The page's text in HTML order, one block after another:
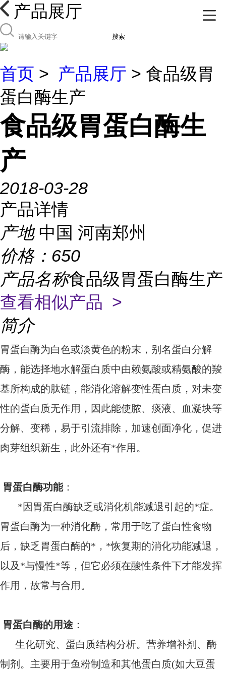
产品展厅
搜索
首页 > 产品展厅 > 食品级胃
蛋白酶生产
食品级胃蛋白酶生
产
2018-03-28
产品详情
产地 中国 河南郑州
价格： 650
产品名称食品级胃蛋白酶生产
查看相似产品 >
简介
胃蛋白酶为白色或淡黄色的粉末，别名蛋白分解
酶，能选择地水解蛋白质中由赖氨酸或精氨酸的羧
基所构成的肽链，能消化溶解变性蛋白质，对未变
性的蛋白质无作用，因此能使脓、痰液、血凝块等
分解、变稀，易于引流排除，加速创面净化，促进
肉芽组织新生，此外还有*作用。
胃蛋白酶功能：
*因胃蛋白酶缺乏或消化机能减退引起的*症。
胃蛋白酶为一种消化酶，常用于吃了蛋白性食物
后，缺乏胃蛋白酶的*，*恢复期的消化功能减退，
以及*与慢性*等，但它必须在酸性条件下才能发挥
作用，故常与合用。
胃蛋白酶的用途 ：
生化研究、蛋白质结构分析。营养增补剂、酶
制剂。主要用于鱼粉制造和其他蛋白质(如大豆蛋